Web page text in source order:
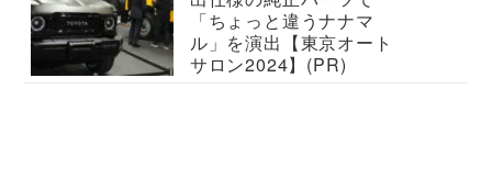
「ちょっと違うナナマ
ル」を演出【東京オート
サロン2024】(PR)